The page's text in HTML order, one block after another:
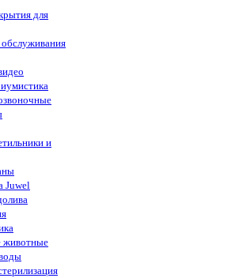
для
и
Juwel
животные